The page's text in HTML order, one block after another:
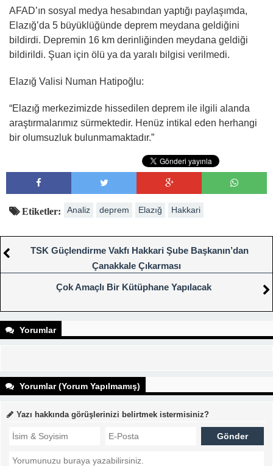
AFAD’ın sosyal medya hesabından yaptığı paylaşımda,
Elazığ’da 5 büyüklüğünde deprem meydana geldiğini
bildirdi. Depremin 16 km derinliğinden meydana geldiği
bildirildi. Şuan için ölü ya da yaralı bilgisi verilmedi.
Elazığ Valisi Numan Hatipoğlu:
“Elazığ merkezimizde hissedilen deprem ile ilgili alanda
araştırmalarımız sürmektedir. Henüz intikal eden herhangi
bir olumsuzluk bulunmamaktadır.”
Etiketler: Analiz deprem Elazığ Hakkari
TSK Güçlendirme Vakfı Hakkari Şube Başkanın’dan
Çanakkale Çıkarması
Çok Amaçlı Bir Kütüphane Yapılacak
Yorumlar
Yorumlar (Yorum Yapılmamış)
Yazı hakkında görüşlerinizi belirtmek istermisiniz?